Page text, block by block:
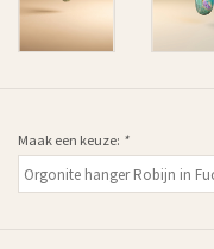
Maak een keuze: *